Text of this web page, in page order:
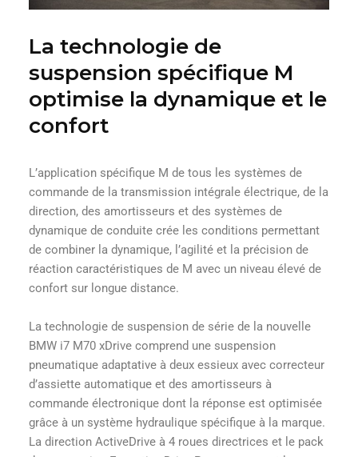
La technologie de
suspension spécifique M
optimise la dynamique et le
confort
L’application spécifique M de tous les systèmes de
commande de la transmission intégrale électrique, de la
direction, des amortisseurs et des systèmes de
dynamique de conduite crée les conditions permettant
de combiner la dynamique, l’agilité et la précision de
réaction caractéristiques de M avec un niveau élevé de
confort sur longue distance.
La technologie de suspension de série de la nouvelle
BMW i7 M70 xDrive comprend une suspension
pneumatique adaptative à deux essieux avec correcteur
d’assiette automatique et des amortisseurs à
commande électronique dont la réponse est optimisée
grâce à un système hydraulique spécifique à la marque.
La direction ActiveDrive à 4 roues directrices et le pack